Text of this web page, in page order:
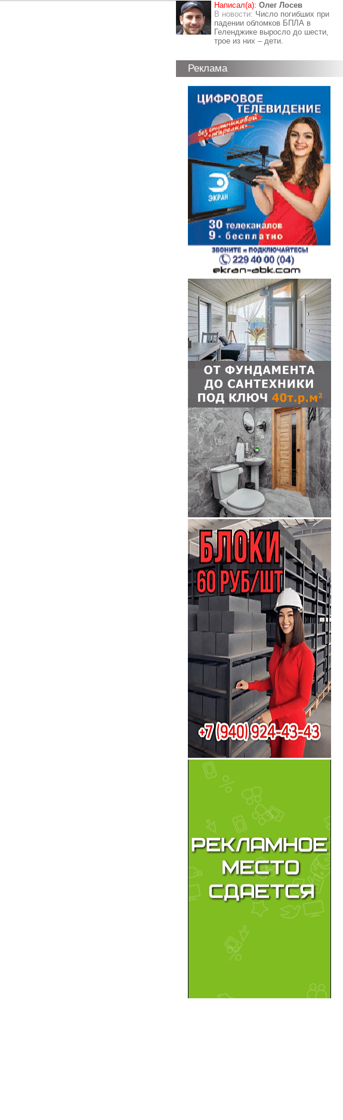
Написал(а): Олег Лосев
В новости: Число погибших при
падении обломков БПЛА в
Геленджике выросло до шести,
трое из них – дети.
Реклама